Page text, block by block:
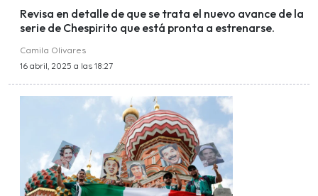
Revisa en detalle de que se trata el nuevo avance de la
serie de Chespirito que está pronta a estrenarse.
Camila Olivares
16 abril, 2025 a las 18:27